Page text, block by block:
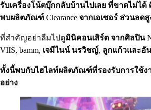
รับเครื่องโน้ตบุ๊กกลับบ้านไปเลย ที่ขาดไม่ได้
พบผลิตภัณฑ์ Clearance จากเอเซอร์ ส่วนลดสู
ที่สำคัญอย่าลืมไปดูมินิคอนเสิร์ต จากศิลปิน
VIIS, bamm, เจมีไนน์ นรวิชญ์, ลูกแก้วและอั
ทั้งนี้พบกับไฮไลท์ผลิตภัณฑ์ที่รองรับการใช้ง
อย่าง